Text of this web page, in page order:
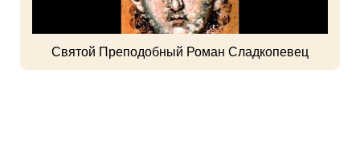
Святой Преподобный Роман Сладкопевец